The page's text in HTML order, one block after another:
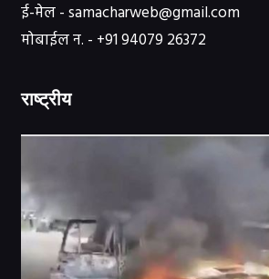
ई-मेल - samacharweb@gmail.com
मोबाईल न. - +91 94079 26372
राष्ट्रीय